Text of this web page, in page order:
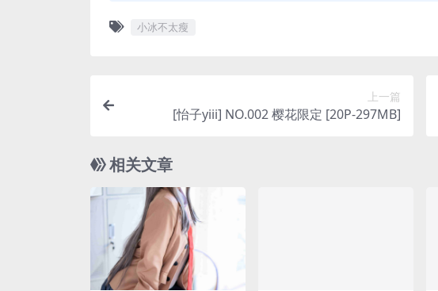
小冰不太瘦
上一篇
[怡子yiii] NO.002 樱花限定 [20P-297MB]
相关文章